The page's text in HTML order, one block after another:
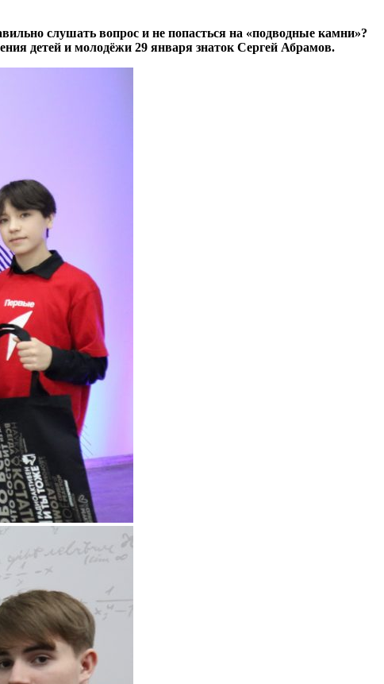
слушать вопрос и не попасться на «подводные камни»?
детей и молодёжи 29 января знаток Сергей Абрамов.